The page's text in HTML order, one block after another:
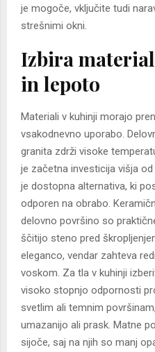
je mogoče, vključite tudi
strešnimi okni.
Izbira
in lepoto
Materiali v kuhinji morajo
vsakodnevno uporabo.
granita zdrži visoke
je začetna investicija višja
je dostopna alternativa, ki
odporen na obrabo.
delovno površino so
ščitijo steno pred
eleganco, vendar zahteva
voskom. Za tla v kuhinji
visoko stopnjo odpornosti
svetlim ali temnim
umazanijo ali prask. Matne
sijoče, saj na njih so manj